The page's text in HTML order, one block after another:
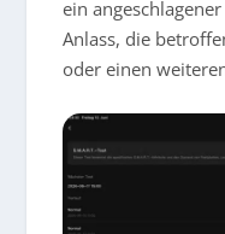
ein
Anlass, die
oder einen